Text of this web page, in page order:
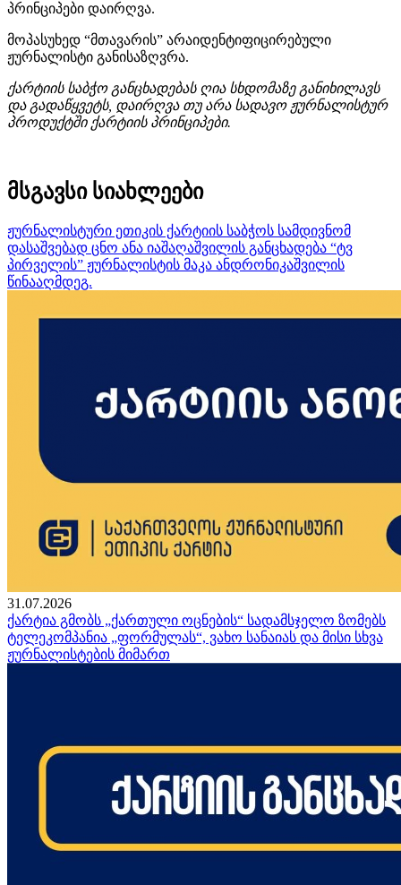
პრინციპები დაირღვა.
მოპასუხედ “მთავარის” არაიდენტიფიცირებული
ჟურნალისტი განისაზღვრა.
ქარტიის საბჭო განცხადებას ღია სხდომაზე განიხილავს
და გადაწყვეტს, დაირღვა თუ არა სადავო ჟურნალისტურ
პროდუქტში ქარტიის პრინციპები.
მსგავსი სიახლეები
ჟურნალისტური ეთიკის ქარტიის საბჭოს სამდივნომ
დასაშვებად ცნო ანა იაშაღაშვილის განცხადება “ტვ
პირველის” ჟურნალისტის მაკა ანდრონიკაშვილის
წინააღმდეგ.
31.07.2026
ქარტია გმობს „ქართული ოცნების“ სადამსჯელო ზომებს
ტელეკომპანია „ფორმულას“, ვახო სანაიას და მისი სხვა
ჟურნალისტების მიმართ